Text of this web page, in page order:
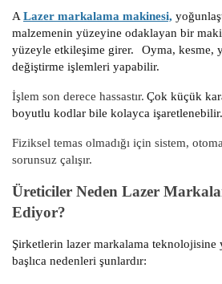
ALazer markalama makinesi,
malzemenin yüzeyine odaklayan bir
yüzeyle etkileşime girer.
Oyma, kesme,
değiştirme işlemleri yapabilir.
İşlem son derece hassastır. Çok küçük
boyutlu kodlar bile kolayca işaretlenebilir.
Fiziksel temas olmadığı için sistem,
sorunsuz çalışır.
Üreticiler Neden Lazer
Ediyor?
Şirketlerin lazer markalama teknolojisine
başlıca nedenleri şunlardır: